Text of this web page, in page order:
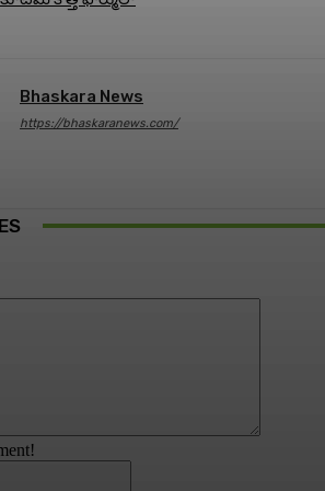
Bhaskara News
https://bhaskaranews.com/